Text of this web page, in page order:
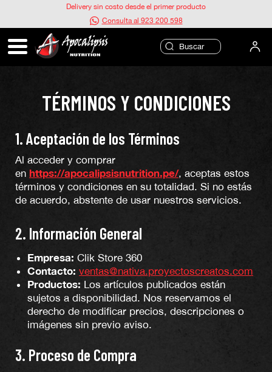
Delivery sin costo desde el primer producto
Consulta al 923 200 598
TÉRMINOS Y CONDICIONES
1. Aceptación de los Términos
Al acceder y comprar
en https://apocalipsisnutrition.pe/, aceptas estos
términos y condiciones en su totalidad. Si no estás
de acuerdo, abstente de usar nuestros servicios.
2. Información General
Empresa: Clik Store 360
Contacto: ventas@nativa.proyectoscreatos.com
Productos: Los artículos publicados están
sujetos a disponibilidad. Nos reservamos el
derecho de modificar precios, descripciones o
imágenes sin previo aviso.
3. Proceso de Compra